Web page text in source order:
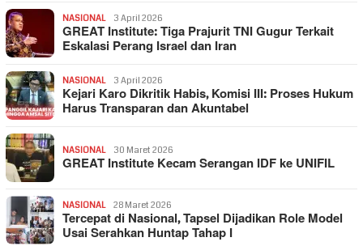
NASIONAL 3 April 2026
GREAT Institute: Tiga Prajurit TNI Gugur Terkait
Eskalasi Perang Israel dan Iran
NASIONAL 3 April 2026
Kejari Karo Dikritik Habis, Komisi III: Proses Hukum
Harus Transparan dan Akuntabel
NASIONAL 30 Maret 2026
GREAT Institute Kecam Serangan IDF ke UNIFIL
NASIONAL 28 Maret 2026
Tercepat di Nasional, Tapsel Dijadikan Role Model
Usai Serahkan Huntap Tahap I